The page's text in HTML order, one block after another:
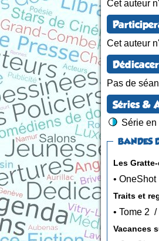
Cet auteur
Cet auteur
Pas de
Séries &
Série en
BANDES
Traits et
Vacances